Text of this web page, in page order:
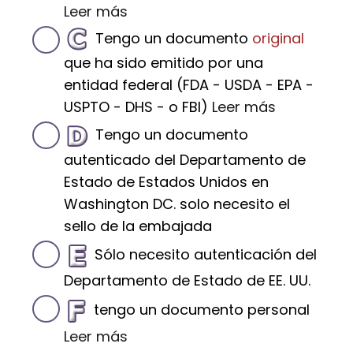
Leer más
Tengo un documento original
que ha sido emitido por una
entidad federal (FDA - USDA - EPA -
USPTO - DHS - o FBI) Leer más
Tengo un documento
autenticado del Departamento de
Estado de Estados Unidos en
Washington DC. solo necesito el
sello de la embajada
Sólo necesito autenticación del
Departamento de Estado de EE. UU.
tengo un documento personal
Leer más